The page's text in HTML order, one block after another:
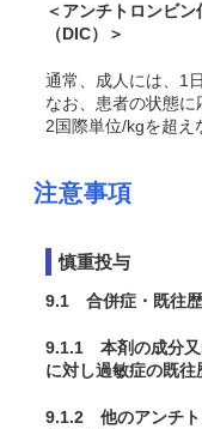
＜アンチトロンビ
（DIC）＞
通常、成人には、1
なお、患者の状態
2国際単位/kgを超え
注意事項
慎重投与
9.1 合併症・既往
9.1.1 本剤の成分又
に対し過敏症の既往
9.1.2 他のアンチト